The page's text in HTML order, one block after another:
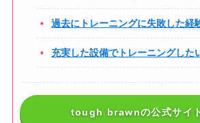
過去にトレーニングに失敗した経
充実した設備でトレーニングした
tough brawnの公式サイ